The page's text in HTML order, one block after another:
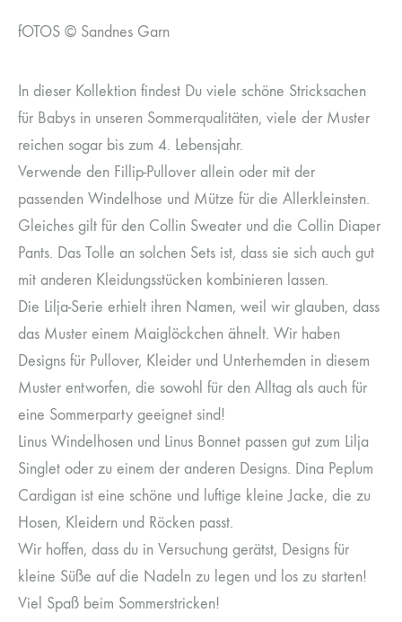
fOTOS © Sandnes Garn
In dieser Kollektion findest Du viele schöne Stricksachen
für Babys in unseren Sommerqualitäten, viele der Muster
reichen sogar bis zum 4. Lebensjahr.
Verwende den Fillip-Pullover allein oder mit der
passenden Windelhose und Mütze für die Allerkleinsten.
Gleiches gilt für den Collin Sweater und die Collin Diaper
Pants. Das Tolle an solchen Sets ist, dass sie sich auch gut
mit anderen Kleidungsstücken kombinieren lassen.
Die Lilja-Serie erhielt ihren Namen, weil wir glauben, dass
das Muster einem Maiglöckchen ähnelt. Wir haben
Designs für Pullover, Kleider und Unterhemden in diesem
Muster entworfen, die sowohl für den Alltag als auch für
eine Sommerparty geeignet sind!
Linus Windelhosen und Linus Bonnet passen gut zum Lilja
Singlet oder zu einem der anderen Designs. Dina Peplum
Cardigan ist eine schöne und luftige kleine Jacke, die zu
Hosen, Kleidern und Röcken passt.
Wir hoffen, dass du in Versuchung gerätst, Designs für
kleine Süße auf die Nadeln zu legen und los zu starten!
Viel Spaß beim Sommerstricken!